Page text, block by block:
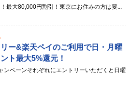
最大80,000円割引！東京にお住みの方は要...
ー&楽天ペイのご利用で日・月曜
ト最大5%還元！
ンペーンそれぞれにエントリーいただくと日曜